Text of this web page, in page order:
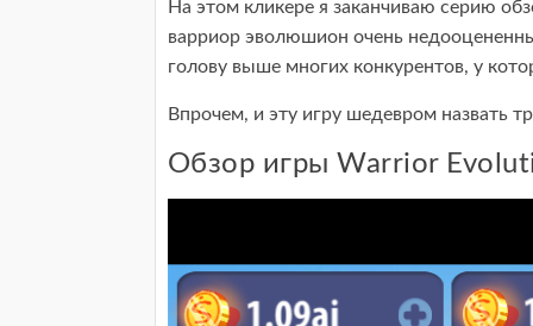
На этом кликере я заканчиваю серию
варриор эволюшион очень
голову выше многих конкурентов, у
Впрочем, и эту игру шедевром назвать
Обзор игры Warrior